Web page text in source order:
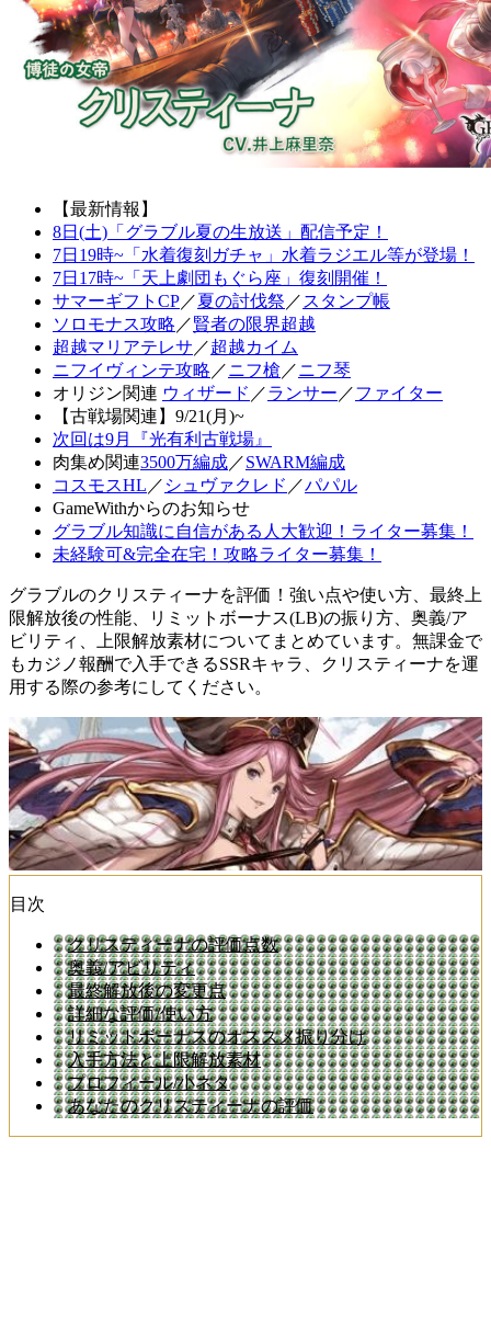
【最新情報】
8日(土)「グラブル夏の生放送」配信予定！
7日19時~「水着復刻ガチャ」水着ラジエル等が登場！
7日17時~「天上劇団もぐら座」復刻開催！
サマーギフトCP／夏の討伐祭 ／ スタンプ帳
ソロモナス攻略 ／賢者の限界超越
超越マリアテレサ ／超越カイム
ニフイヴィンテ攻略 ／ニフ槍 ／ニフ琴
オリジン関連 ウィザード ／ランサー ／ファイター
【古戦場関連】9/21(月)~
次回は9月『光有利古戦場』
肉集め関連3500万編成／SWARM編成
コスモスHL ／ シュヴァクレド ／パパル
GameWithからのお知らせ
グラブル知識に自信がある人大歓迎！ライター募集！
未経験可&完全在宅！攻略ライター募集！
グラブルのクリスティーナを評価！強い点や使い方、最終上
限解放後の性能、リミットボーナス(LB)の振り方、奥義/ア
ビリティ、上限解放素材についてまとめています。無課金で
もカジノ報酬で入手できるSSRキャラ、クリスティーナを運
用する際の参考にしてください。
目次
クリスティーナの評価点数
奥義/アビリティ
最終解放後の変更点
詳細な評価/使い方
リミットボーナスのオススメ振り分け
入手方法と上限解放素材
プロフィール/小ネタ
あなたのクリスティーナの評価